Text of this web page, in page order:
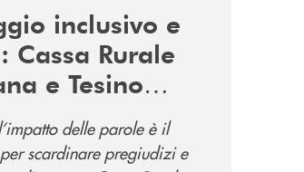
inclusivo e
Cassa Rurale
e Tesino
la campagna
Zero”
delle parole è il
scardinare pregiudizi e